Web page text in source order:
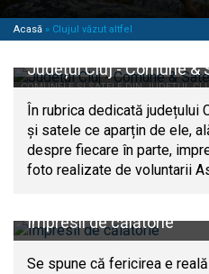
Acasă » Clujul văzut altfel
COMUNELE ȘI SATELE DIN JUDEȚUL
Județul Cluj - Comune &
În rubrica dedicată județului
și satele ce aparțin de ele,
despre fiecare în parte,
foto realizate de voluntarii
Impresii de călătorie
Se spune că fericirea e